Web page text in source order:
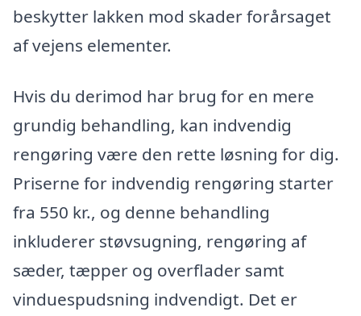
beskytter lakken mod skader forårsaget
af vejens elementer.
Hvis du derimod har brug for en mere
grundig behandling, kan indvendig
rengøring være den rette løsning for dig.
Priserne for indvendig rengøring starter
fra 550 kr., og denne behandling
inkluderer støvsugning, rengøring af
sæder, tæpper og overflader samt
vinduespudsning indvendigt. Det er